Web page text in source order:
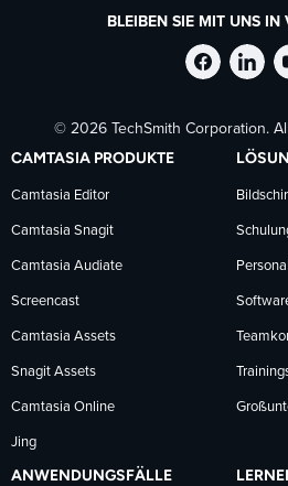
BLEIBEN SIE MIT UNS IN
auf
folgen
© 2026 TechSmith Corporation.
CAMTASIA PRODUKTE
Camtasia Editor
Camtasia Snagit
Camtasia Audiate
Screencast
Camtasia Assets
Snagit Assets
Camtasia Online
Jing
ANWENDUNGSFÄLLE